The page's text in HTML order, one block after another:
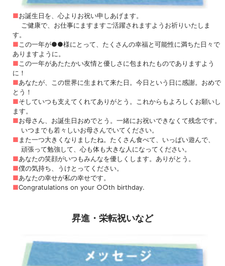
■お誕生日を、心よりお祝い申しあげます。
ご健康で、お仕事にますますご活躍されますようお祈りいたしま
す。
■ この一年が●●様にとって、たくさんの幸福と可能性に満ちた日々で
ありますように。
■ この一年があたたかい友情と優しさに包まれたものでありますよう
に！
■あなたが、この世界に生まれて来た日。今日という日に感謝。おめで
とう！
■そしていつも支えてくれてありがとう。これからもよろしくお願いし
ます。
■お母さん、お誕生日おめでとう。一緒にお祝いできなくて残念です。
いつまでも若々しいお母さんでいてください。
■ また一つ大きくなりましたね。たくさん食べて、いっぱい遊んで、
頑張って勉強して、心も体も大きな人になってください。
■あなたの笑顔がいつもみんなを優しくします。ありがとう。
■僕の気持ち、うけとってください。
■あなたの幸せが私の幸せです。
■Congratulations on your ○○th birthday.
昇進・栄転祝いなど